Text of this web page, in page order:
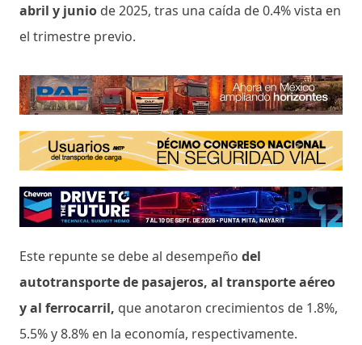
abril y junio de 2025, tras una caída de 0.4% vista en
el trimestre previo.
Este repunte se debe al desempeño del
autotransporte de pasajeros, al transporte aéreo
y al ferrocarril, que anotaron crecimientos de 1.8%,
5.5% y 8.8% en la economía, respectivamente.